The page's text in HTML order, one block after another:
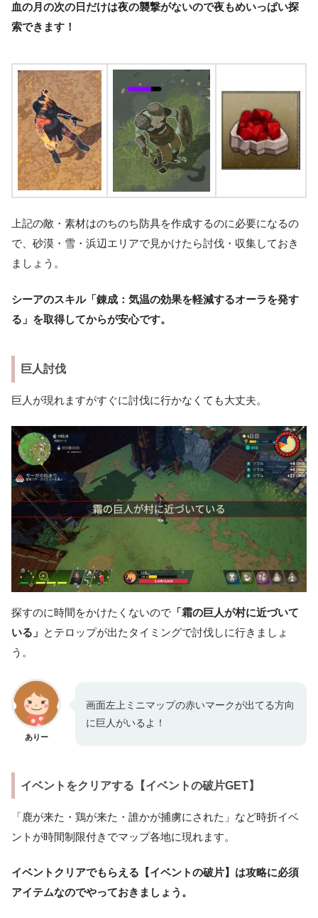
血の月の次の日だけは夜の襲撃がないので夜もめいっぱい探
索できます！
上記の敵・素材はのちのち防具を作成するのに必要になるの
で、砂漠・雪・浜辺エリアで見かけたら討伐・収集しておき
ましょう。
シーアのスキル「錬成：気温の効果を軽減するオーラを発す
る」を取得してからが安心です。
巨人討伐
巨人が現れますがすぐに討伐に行かなくても大丈夫。
探すのに時間をかけたくないので 「霜の巨人が村に近づいて
いる」
とテロップが出たタイミングで討伐しに行きましょ
う。
ありー
画面左上ミニマップの赤いマークが出てる方向
に巨人がいるよ！
イベントをクリアする【イベントの破片GET】
「鹿が来た・鶏が来た・誰かが捕虜にされた」など時折イベ
ントが時間制限付きでマップ各地に現れます。
イベントクリアでもらえる【イベントの破片】は攻略に必須
アイテムなのでやっておきましょう。